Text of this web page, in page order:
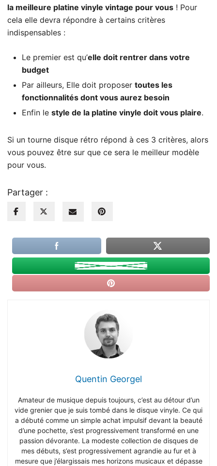
la meilleure platine vinyle vintage pour vous ! Pour
cela elle devra répondre à certains critères
indispensables :
Le premier est qu’elle doit rentrer dans votre
budget
Par ailleurs, Elle doit proposer toutes les
fonctionnalités dont vous aurez besoin
Enfin le style de la platine vinyle doit vous plaire.
Si un tourne disque rétro répond à ces 3 critères, alors
vous pouvez être sur que ce sera le meilleur modèle
pour vous.
Partager :
Quentin Georgel
Amateur de musique depuis toujours, c’est au détour d’un
vide grenier que je suis tombé dans le disque vinyle. Ce qui
a débuté comme un simple achat impulsif devant la beauté
d’une pochette, s’est progressivement transformé en une
passion dévorante. La modeste collection de disques de
mes débuts, s’est progressivement agrandie au fur et à
mesure que j’élargissais mes horizons musicaux et dépasse